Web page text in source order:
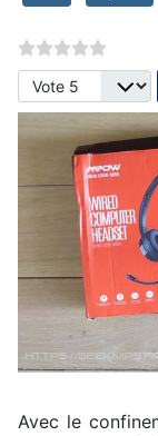
Veuillez voter
Avec le